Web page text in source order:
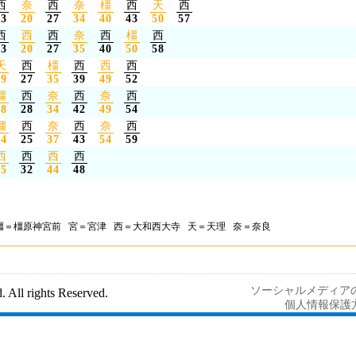
奈
20
西
27
奈
34
橿
40
西
43
天
50
西
57
西
20
西
27
奈
35
西
40
橿
50
西
58
西
27
橿
35
西
39
西
49
西
52
西
28
奈
34
西
42
奈
49
西
54
西
25
奈
37
西
43
奈
54
西
59
西
32
西
44
西
48
＝橿原神宮前 宮＝宮津 西＝大和西大寺 天＝天理 奈＝奈良